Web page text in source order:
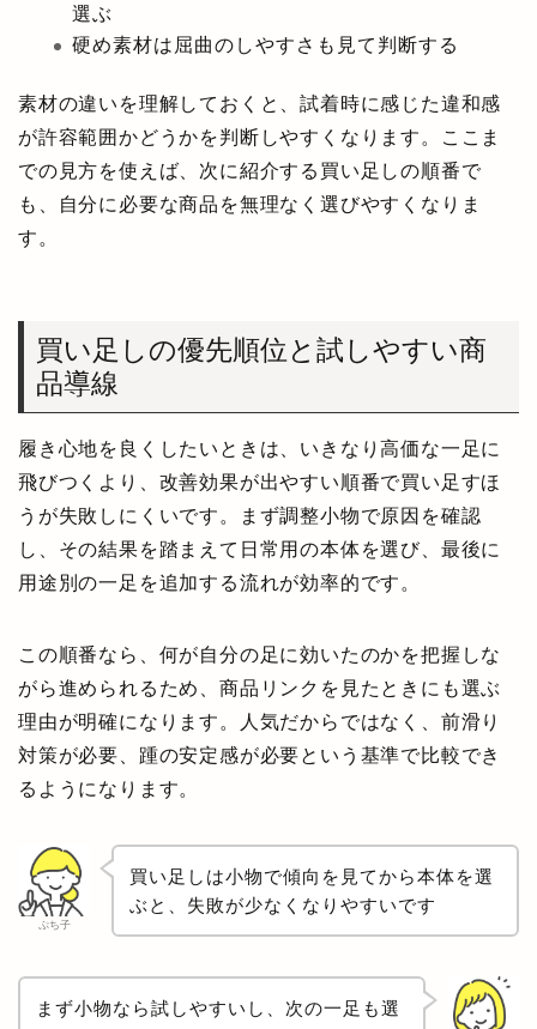
選ぶ
硬め素材は屈曲のしやすさも見て判断する
素材の違いを理解しておくと、試着時に感じた違和感
が許容範囲かどうかを判断しやすくなります。ここま
での見方を使えば、次に紹介する買い足しの順番で
も、自分に必要な商品を無理なく選びやすくなりま
す。
買い足しの優先順位と試しやすい商
品導線
履き心地を良くしたいときは、いきなり高価な一足に
飛びつくより、改善効果が出やすい順番で買い足すほ
うが失敗しにくいです。まず調整小物で原因を確認
し、その結果を踏まえて日常用の本体を選び、最後に
用途別の一足を追加する流れが効率的です。
この順番なら、何が自分の足に効いたのかを把握しな
がら進められるため、商品リンクを見たときにも選ぶ
理由が明確になります。人気だからではなく、前滑り
対策が必要、踵の安定感が必要という基準で比較でき
るようになります。
ぷち子
買い足しは小物で傾向を見てから本体を選
ぶと、失敗が少なくなりやすいです
まず小物なら試しやすいし、次の一足も選